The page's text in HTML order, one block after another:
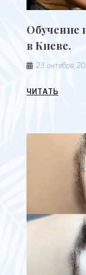
Обучение
в Киеве.
23 октября,
ЧИТАТЬ